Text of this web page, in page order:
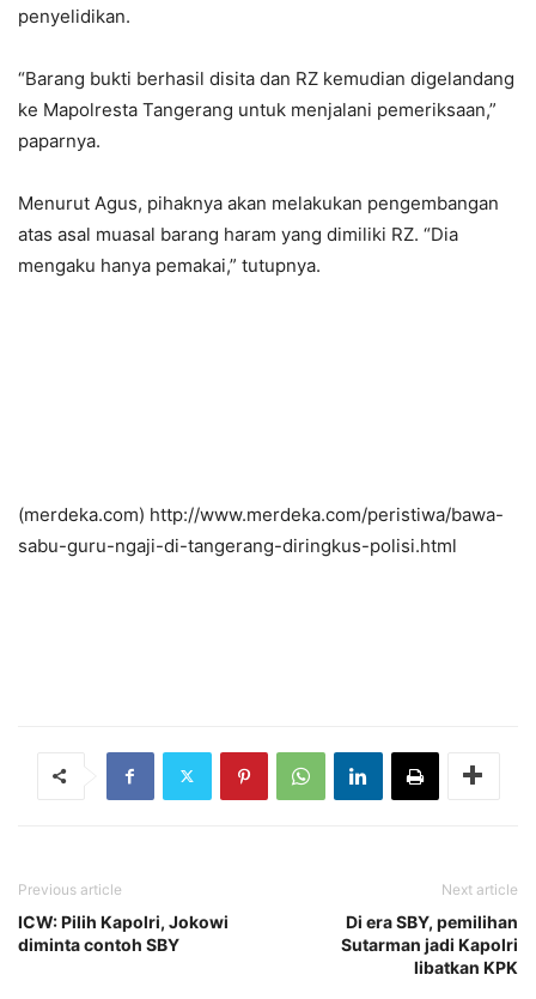
penyelidikan.
“Barang bukti berhasil disita dan RZ kemudian digelandang
ke Mapolresta Tangerang untuk menjalani pemeriksaan,”
paparnya.
Menurut Agus, pihaknya akan melakukan pengembangan
atas asal muasal barang haram yang dimiliki RZ. “Dia
mengaku hanya pemakai,” tutupnya.
(merdeka.com) http://www.merdeka.com/peristiwa/bawa-
sabu-guru-ngaji-di-tangerang-diringkus-polisi.html
Previous article
ICW: Pilih Kapolri, Jokowi
diminta contoh SBY
Next article
Di era SBY, pemilihan
Sutarman jadi Kapolri
libatkan KPK